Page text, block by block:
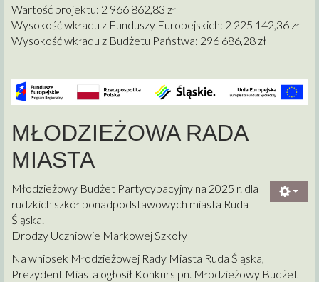
Wartość projektu: 2 966 862,83 zł
Wysokość wkładu z Funduszy Europejskich: 2 225 142,36 zł
Wysokość wkładu z Budżetu Państwa: 296 686,28 zł
MŁODZIEŻOWA RADA
MIASTA
Młodzieżowy Budżet Partycypacyjny na 2025 r. dla
rudzkich szkół ponadpodstawowych miasta Ruda
Śląska.
Drodzy Uczniowie Markowej Szkoły
Na wniosek Młodzieżowej Rady Miasta Ruda Śląska,
Prezydent Miasta ogłosił Konkurs pn. Młodzieżowy Budżet